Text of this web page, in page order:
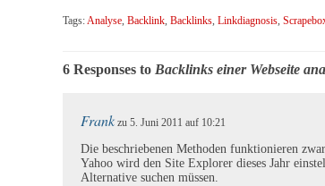
Tags:Analyse, Backlink, Backlinks, Linkdiagnosis,
6 Responses to Backlinks einer Webseite
Frank zu 5. Juni 2011 auf 10:21
Die beschriebenen Methoden funktionieren
Yahoo wird den Site Explorer dieses Jahr
Alternative suchen müssen.